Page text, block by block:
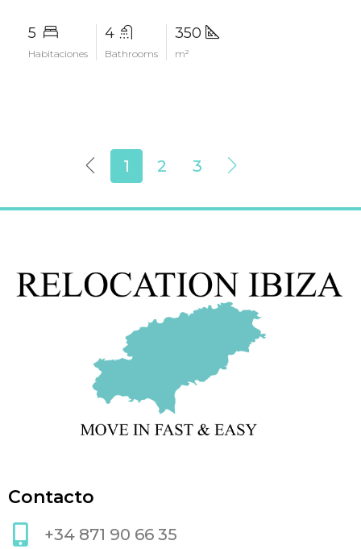
5
Habitaciones
4
Bathrooms
350
m²
1 2 3
Contacto
+34 871 90 66 35